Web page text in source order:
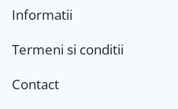
FILTRU ULEI JCB
FILTRU HIDRAULIC JCB
FILTRU COMBUSTIBIL JCB
Informatii
Termeni si conditii
Contact